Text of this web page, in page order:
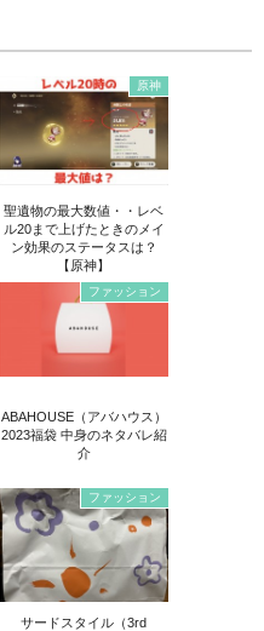
原神
聖遺物の最大数値・・レベ
ル20まで上げたときのメイ
ン効果のステータスは？
【原神】
ファッション
ABAHOUSE（アバハウス）
2023福袋 中身のネタバレ紹
介
ファッション
サードスタイル（3rd